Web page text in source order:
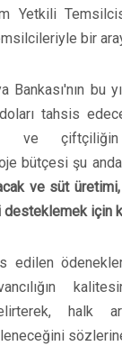
Yetkili
bir
Bankası'nın bu
tahsis
ve
bütçesi şu
ve süt
için
edilen
halk